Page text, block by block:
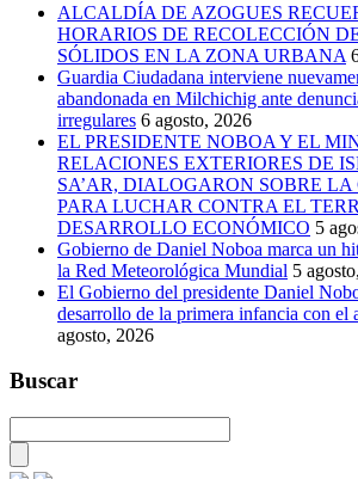
ALCALDÍA DE AZOGUES
HORARIOS DE RECOLECCIÓN
SÓLIDOS EN LA ZONA URBANA
Guardia Ciudadana interviene
abandonada en Milchichig ante
irregulares 6 agosto, 2026
EL PRESIDENTE NOBOA Y EL
RELACIONES EXTERIORES DE
SA’AR, DIALOGARON SOBRE LA
PARA LUCHAR CONTRA EL
DESARROLLO ECONÓMICO 5
Gobierno de Daniel Noboa marca un
la Red Meteorológica Mundial 5
El Gobierno del presidente Daniel
desarrollo de la primera infancia con el
agosto, 2026
Buscar